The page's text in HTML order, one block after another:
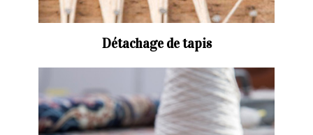
Détachage de tapis